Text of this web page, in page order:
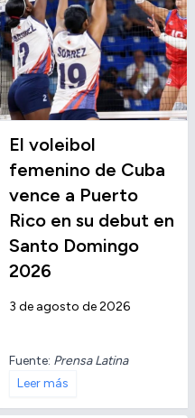
El voleibol
femenino de Cuba
vence a Puerto
Rico en su debut en
Santo Domingo
2026
3 de agosto de 2026
Fuente: Prensa Latina
Leer más